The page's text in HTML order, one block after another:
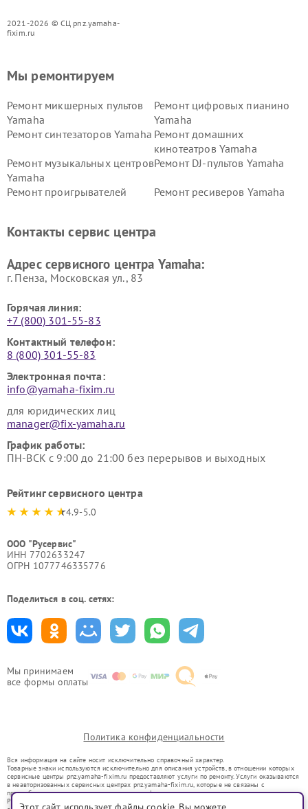
2021-2026 © СЦ pnz.yamaha-
fixim.ru
Мы принимаем
все формы оплаты
Мы ремонтируем
Ремонт микшерных пультов
Yamaha
Ремонт цифровых пианино
Yamaha
Ремонт синтезаторов Yamaha Ремонт домашних
кинотеатров Yamaha
Ремонт музыкальных центров
Yamaha
Ремонт DJ-пультов Yamaha
Ремонт проигрывателей
Ремонт ресиверов Yamaha
Yamaha
Yamaha
Контакты сервис центра
Адрес сервисного центра Yamaha:
г. Пенза, Московская ул., 83
Горячая линия:
+7 (800) 301-55-83
Контактный телефон:
8 (800) 301-55-83
Электронная почта:
info@yamaha-fixim.ru
для юридических лиц
manager@fix-yamaha.ru
График работы:
ПН-ВСК с 9:00 до 21:00 без перерывов и выходных
Рейтинг сервисного центра
4.9-5.0
ООО "Русервис"
ИНН 7702633247
ОГРН 1077746335776
Поделиться в соц. сетях:
Политика конфиденциальности
Вся информация на сайте носит исключительно справочный характер.
Товарные знаки используются исключительно для описания устройств, в отношении которых
сервисные центры pnz.yamaha-fixim.ru предоставляют услуги по ремонту. Услуги оказываются
в неавторизованных сервисных центрах pnz.yamaha-fixim.ru, которые не связаны с
правообладателями товарных знаков или их официальными представителями.
Ремонт осуществляется для устройств, уже введенных в гражданский оборот в соответствии